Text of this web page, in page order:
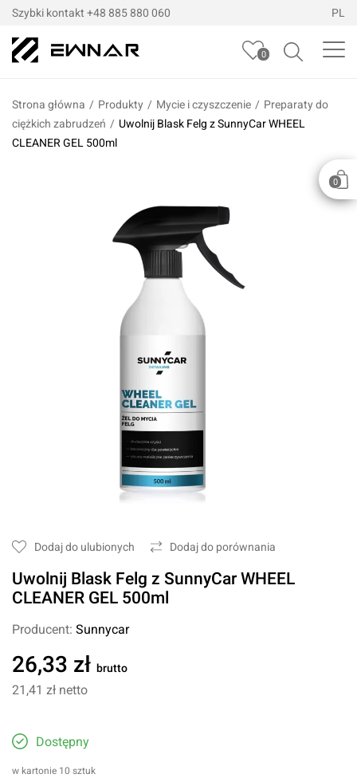
Szybki kontakt +48 885 880 060 PL
0
0
Strona główna / Produkty / Mycie i czyszczenie / Preparaty do
ciężkich zabrudzeń / Uwolnij Blask Felg z SunnyCar WHEEL
CLEANER GEL 500ml
Dodaj do ulubionych Dodaj do porównania
Uwolnij Blask Felg z SunnyCar WHEEL
CLEANER GEL 500ml
Producent: Sunnycar
26,33 zł brutto
21,41 zł netto
Dostępny
w kartonie 10 sztuk